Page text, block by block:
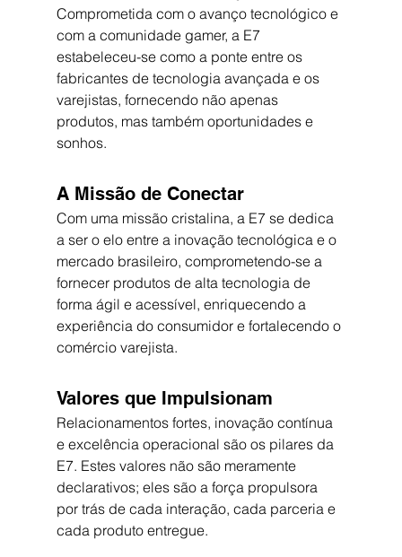
Comprometida com o avanço tecnológico e
com a comunidade gamer, a E7
estabeleceu-se como a ponte entre os
fabricantes de tecnologia avançada e os
varejistas, fornecendo não apenas
produtos, mas também oportunidades e
sonhos.
A Missão de Conectar
Com uma missão cristalina, a E7 se dedica
a ser o elo entre a inovação tecnológica e o
mercado brasileiro, comprometendo-se a
fornecer produtos de alta tecnologia de
forma ágil e acessível, enriquecendo a
experiência do consumidor e fortalecendo o
comércio varejista.
Valores que Impulsionam
Relacionamentos fortes, inovação contínua
e excelência operacional são os pilares da
E7. Estes valores não são meramente
declarativos; eles são a força propulsora
por trás de cada interação, cada parceria e
cada produto entregue.